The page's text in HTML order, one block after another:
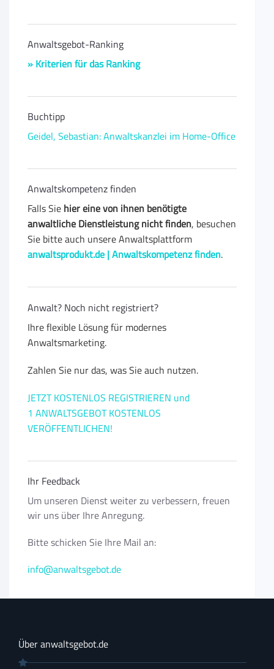
Anwaltsgebot-Ranking
» Kriterien für das Ranking
Buchtipp
Geidel, Sebastian: Anwaltskanzlei im Home-Office
Anwaltskompetenz finden
Falls Sie hier eine von ihnen benötigte
anwaltliche Dienstleistung nicht finden, besuchen
Sie bitte auch unsere Anwaltsplattform
anwaltsprodukt.de | Anwaltskompetenz finden.
Anwalt? Noch nicht registriert?
Ihre flexible Lösung für modernes
Anwaltsmarketing.
Zahlen Sie nur das, was Sie auch nutzen.
JETZT KOSTENLOS REGISTRIEREN und
1 ANWALTSGEBOT KOSTENLOS
VERÖFFENTLICHEN!
Ihr Feedback
Um unseren Dienst weiter zu verbessern, freuen
wir uns über Ihre Anregung.
Bitte schicken Sie Ihre Mail an:
info@anwaltsgebot.de
Über anwaltsgebot.de